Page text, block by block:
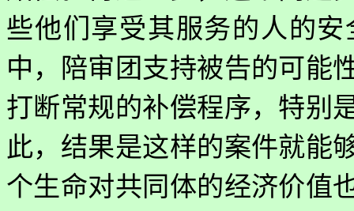
些他们享受其服务的人的
中，陪审团支持被告的可能
打断常规的补偿程序，特别
此，结果是这样的案件就能
个生命对共同体的经济价值